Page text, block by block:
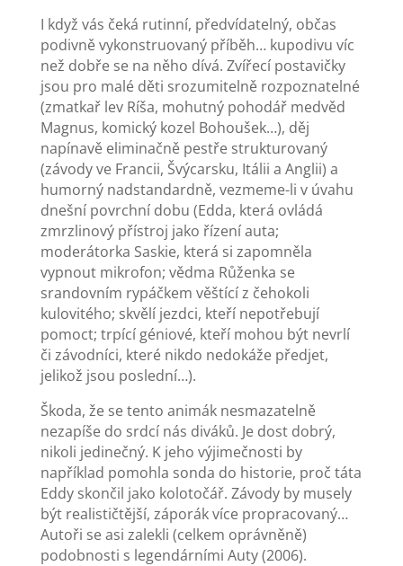
I když vás čeká rutinní, předvídatelný, občas
podivně vykonstruovaný příběh… kupodivu víc
než dobře se na něho dívá. Zvířecí postavičky
jsou pro malé děti srozumitelně rozpoznatelné
(zmatkař lev Ríša, mohutný pohodář medvěd
Magnus, komický kozel Bohoušek…), děj
napínavě eliminačně pestře strukturovaný
(závody ve Francii, Švýcarsku, Itálii a Anglii) a
humorný nadstandardně, vezmeme-li v úvahu
dnešní povrchní dobu (Edda, která ovládá
zmrzlinový přístroj jako řízení auta;
moderátorka Saskie, která si zapomněla
vypnout mikrofon; vědma Růženka se
srandovním rypáčkem věštící z čehokoli
kulovitého; skvělí jezdci, kteří nepotřebují
pomoct; trpící géniové, kteří mohou být nevrlí
či závodníci, které nikdo nedokáže předjet,
jelikož jsou poslední…).
Škoda, že se tento animák nesmazatelně
nezapíše do srdcí nás diváků. Je dost dobrý,
nikoli jedinečný. K jeho výjimečnosti by
například pomohla sonda do historie, proč táta
Eddy skončil jako kolotočář. Závody by musely
být realističtější, záporák více propracovaný…
Autoři se asi zalekli (celkem oprávněně)
podobnosti s legendárními Auty (2006).